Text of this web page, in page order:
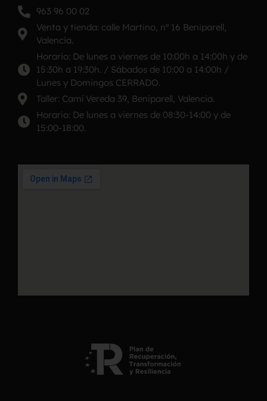
963 96 00 02
Venta y tienda: calle Martino, nº 16 Beniparell,
Valencia.
Horario: De lunes a viernes de 10:00h a 14:00h y de
15:30h a 19:30h. / Sábados de 10:00 a 14:00h /
Lunes y Domingos CERRADO.
Taller: Camí Vereda 39, Beniparell, Valencia.
Horario: De lunes a viernes de 08:30-14:00 y de
15:00-18:00.